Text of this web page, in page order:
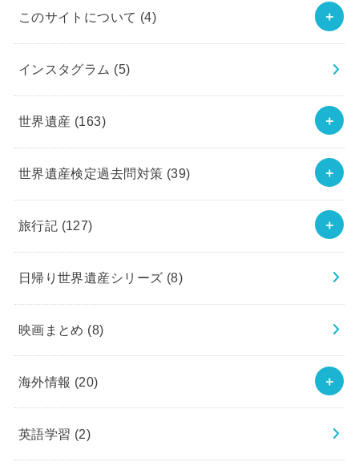
このサイトについて (4)
インスタグラム (5)
世界遺産 (163)
世界遺産検定過去問対策 (39)
旅行記 (127)
日帰り世界遺産シリーズ (8)
映画まとめ (8)
海外情報 (20)
英語学習 (2)